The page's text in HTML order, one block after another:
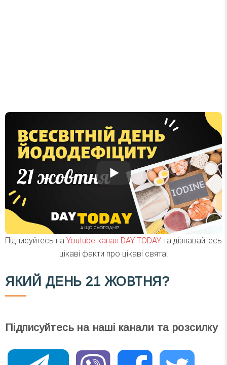
Підписуйтесь на Youtube канал DAY TODAY та дізнавайтесь
цікаві факти про цікаві свята!
ЯКИЙ ДЕНЬ 21 ЖОВТНЯ?
Підписуйтесь на наші канали та розсилку